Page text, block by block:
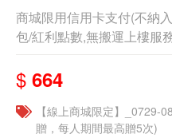
商城限用信用卡支付(不納
包/紅利點數,無搬運上樓服
$ 664
【線上商城限定】_0729-
贈，每人期間最高贈5次)